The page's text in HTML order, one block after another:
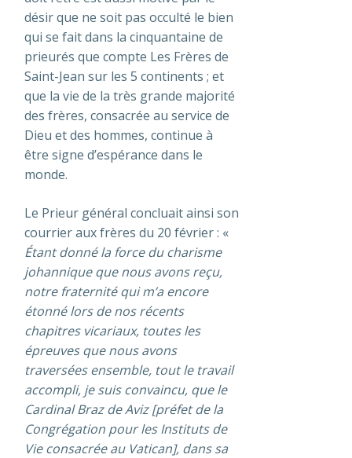
désir que ne soit pas occulté le bien
qui se fait dans la cinquantaine de
prieurés que compte Les Frères de
Saint-Jean sur les 5 continents ; et
que la vie de la très grande majorité
des frères, consacrée au service de
Dieu et des hommes, continue à
être signe d’espérance dans le
monde.
Le Prieur général concluait ainsi son
courrier aux frères du 20 février : «
Étant donné la force du charisme
johannique que nous avons reçu,
notre fraternité qui m’a encore
étonné lors de nos récents
chapitres vicariaux, toutes les
épreuves que nous avons
traversées ensemble, tout le travail
accompli, je suis convaincu, que le
Cardinal Braz de Aviz [préfet de la
Congrégation pour les Instituts de
Vie consacrée au Vatican], dans sa